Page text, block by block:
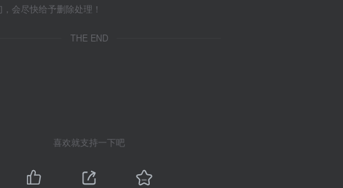
会尽快给予删除处理！
THE END
喜欢就支持一下吧